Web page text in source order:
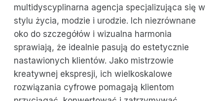
multidyscyplinarna agencja specjalizująca się w
stylu życia, modzie i urodzie. Ich niezrównane
oko do szczegółów i wizualna harmonia
sprawiają, że idealnie pasują do estetycznie
nastawionych klientów. Jako mistrzowie
kreatywnej ekspresji, ich wielkoskalowe
rozwiązania cyfrowe pomagają klientom